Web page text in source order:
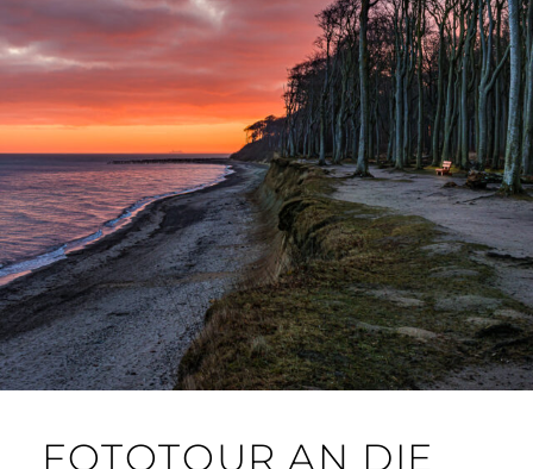
FOTOTOUR AN DIE